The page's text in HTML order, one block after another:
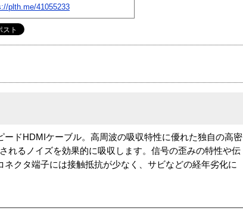
plth.me/41055233
ドHDMIケーブル。高周波の吸収特性に優れた独自の高密
れるノイズを効果的に吸収します。信号の歪みの特性や伝
クタ端子には接触抵抗が少なく、サビなどの経年劣化に